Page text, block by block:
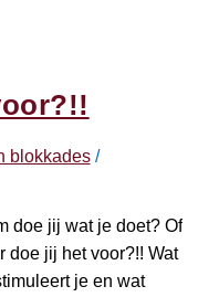
blokkades/
doe jij wat je doet? Of
doe jij het voor?!! Wat
je en wat